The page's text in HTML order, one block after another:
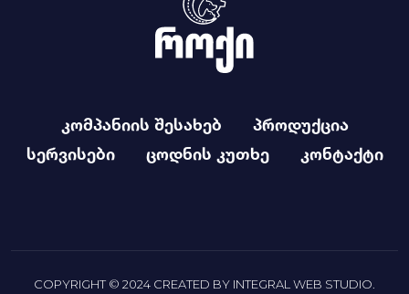
კომპანიის შესახებ
პროდუქცია
სერვისები
ცოდნის კუთხე კონტაქტი
COPYRIGHT © 2024 CREATED BY INTEGRAL WEB STUDIO